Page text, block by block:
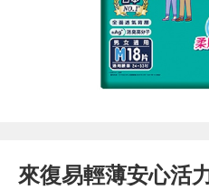
來復易輕薄安心活